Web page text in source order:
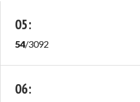
05:
54/3092
06: